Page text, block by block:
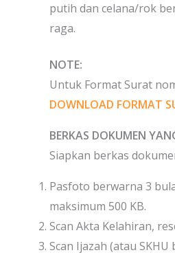
putih dan celana/rok
raga.
NOTE:
Untuk Format Surat
DOWNLOAD FORMAT
BERKAS DOKUMEN
Siapkan berkas
Pasfoto berwarna 3
maksimum 500 KB.
Scan Akta Kelahiran,
Scan Ijazah (atau